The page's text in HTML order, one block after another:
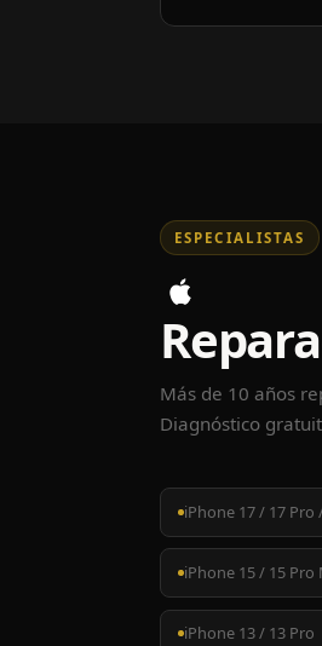
ESPECIALISTAS
Más de 10 años
Diagnóstico
iPhone 17 / 17 Pro
iPhone 15 / 15 Pro
iPhone 13 / 13 Pro